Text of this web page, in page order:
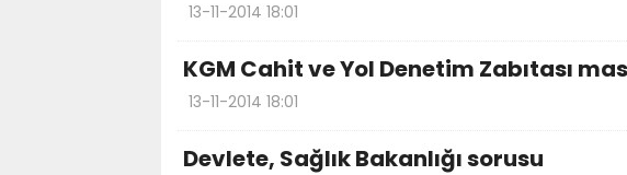
13-11-2014 18:01
KGM Cahit ve Yol Denetim Zabıtası
13-11-2014 18:01
Devlete, Sağlık Bakanlığı sorusu